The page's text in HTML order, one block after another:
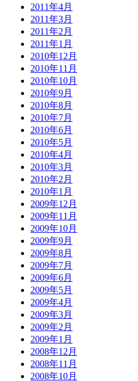
2011年4月
2011年3月
2011年2月
2011年1月
2010年12月
2010年11月
2010年10月
2010年9月
2010年8月
2010年7月
2010年6月
2010年5月
2010年4月
2010年3月
2010年2月
2010年1月
2009年12月
2009年11月
2009年10月
2009年9月
2009年8月
2009年7月
2009年6月
2009年5月
2009年4月
2009年3月
2009年2月
2009年1月
2008年12月
2008年11月
2008年10月